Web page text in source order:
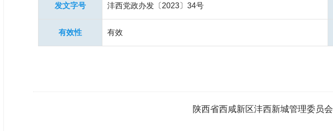
发文字号 沣西党政办发〔2023〕34号
有效性 有效
陕西省西咸新区沣西新城管理委员会